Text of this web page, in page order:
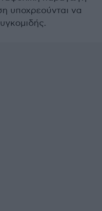
υποχρεούνται να